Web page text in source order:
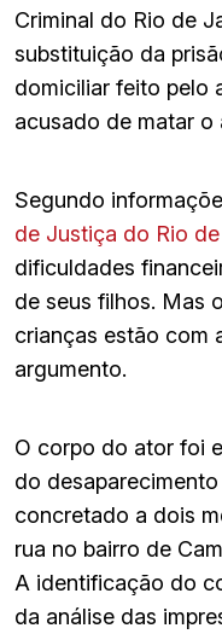
Criminal do Rio de
substituição da
domiciliar feito pelo
acusado de matar
Segundo
de Justiça do Rio
dificuldades
de seus filhos. Mas
crianças estão com
argumento.
O corpo do ator foi
do
concretado a dois
rua no bairro de
A identificação do
da análise das